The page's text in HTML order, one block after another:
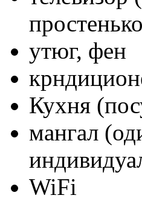
утюг, фен
Кухня
мангал
WiFi